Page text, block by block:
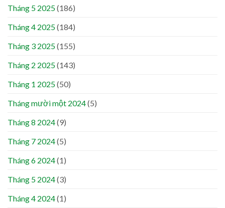
Tháng 5 2025(186)
Tháng 4 2025(184)
Tháng 3 2025(155)
Tháng 2 2025(143)
Tháng 1 2025(50)
Tháng mười một 2024(5)
Tháng 8 2024(9)
Tháng 7 2024(5)
Tháng 6 2024(1)
Tháng 5 2024(3)
Tháng 4 2024(1)